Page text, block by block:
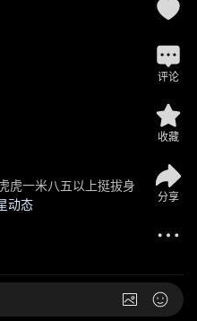
虎一米八五以上挺拔身
动态
评论
收藏
分享